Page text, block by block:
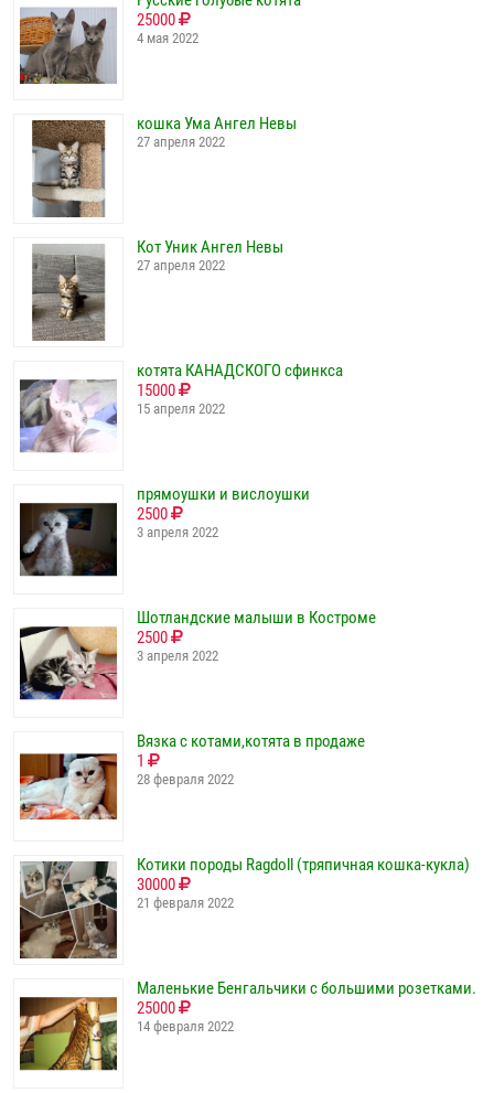
25000
4 мая 2022
кошка Ума Ангел Невы
27 апреля 2022
Кот Уник Ангел Невы
27 апреля 2022
котята КАНАДСКОГО сфинкса
15000
15 апреля 2022
прямоушки и вислоушки
2500
3 апреля 2022
Шотландские малыши в Костроме
2500
3 апреля 2022
Вязка с котами,котята в продаже
1
28 февраля 2022
Котики породы Ragdoll (тряпичная кошка-кукла)
30000
21 февраля 2022
Маленькие Бенгальчики с большими розетками.
25000
14 февраля 2022